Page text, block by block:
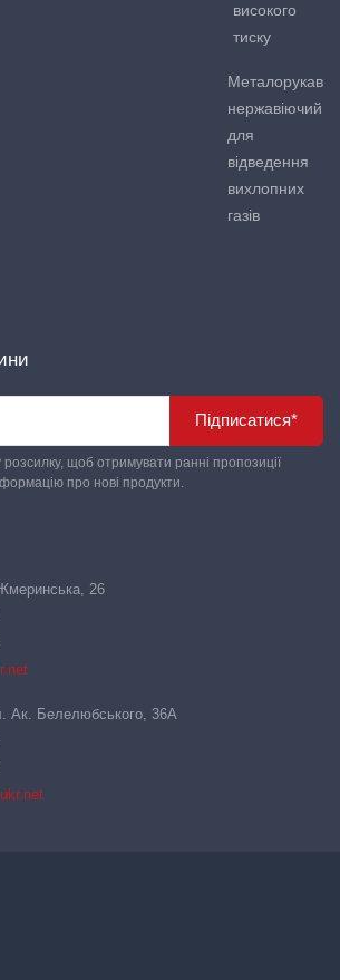
високого
тиску
Металорукав
нержавіючий
для
відведення
вихлопних
газів
Підписатися*
щоб отримувати ранні пропозиції
про нові продукти.
26
Ак. Белелюбського, 36А